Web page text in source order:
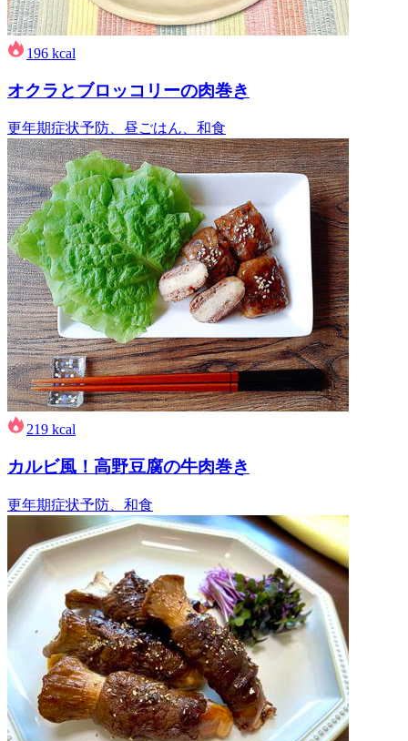
196 kcal
オクラとブロッコリーの肉巻き
更年期症状予防、昼ごはん、和食
219 kcal
カルビ風！高野豆腐の牛肉巻き
更年期症状予防、和食